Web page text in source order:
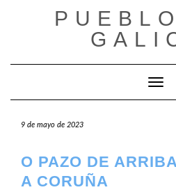
9 de mayo de 2023
O PAZO DE
A CORUÑA